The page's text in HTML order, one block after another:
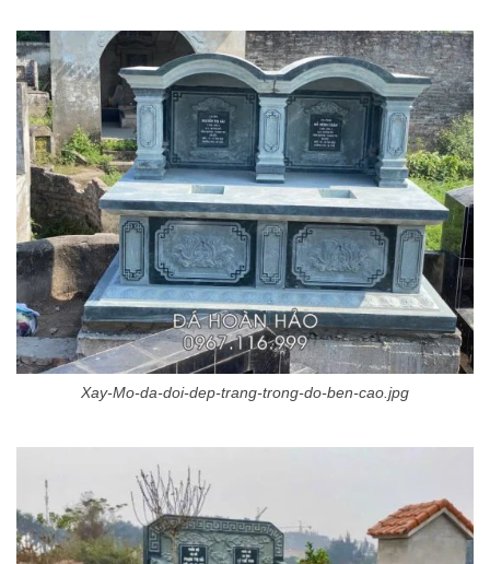
Xay-Mo-da-doi-dep-trang-trong-do-ben-cao.jpg